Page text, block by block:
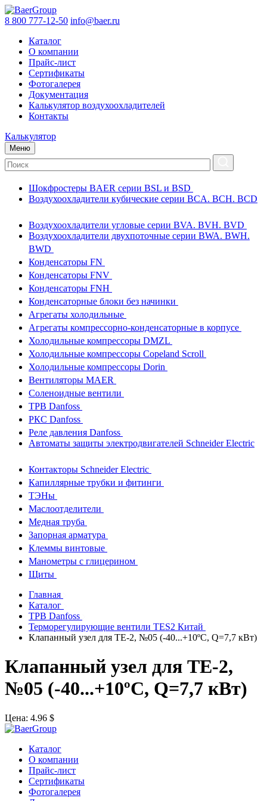
8 800 777-12-50 info@baer.ru
Каталог
О компании
Прайс-лист
Сертификаты
Фотогалерея
Документация
Калькулятор воздухоохладителей
Контакты
Калькулятор
Меню
Шокфростеры BAER серии BSL и BSD
Воздухоохладители кубические серии BCA. BCH. BCD
Воздухоохладители угловые серии BVA. BVH. BVD
Воздухоохладители двухпоточные серии BWA. BWH.
BWD
Конденсаторы FN
Конденсаторы FNV
Конденсаторы FNH
Конденсаторные блоки без начинки
Агрегаты холодильные
Агрегаты компрессорно-конденсаторные в корпусе
Холодильные компрессоры DMZL
Холодильные компрессоры Copeland Scroll
Холодильные компрессоры Dorin
Вентиляторы MAER
Соленоидные вентили
ТРВ Danfoss
РКС Danfoss
Реле давления Danfoss
Автоматы защиты электродвигателей Schneider Electric
Контакторы Schneider Electric
Капиллярные трубки и фитинги
ТЭНы
Маслоотделители
Медная труба
Запорная арматура
Клеммы винтовые
Манометры с глицерином
Щиты
Главная
Каталог
ТРВ Danfoss
Терморегулирующие вентили TES2 Китай
Клапанный узел для TE-2, №05 (-40...+10ºС, Q=7,7 кВт)
Клапанный узел для TE-2,
№05 (-40...+10ºС, Q=7,7 кВт)
Цена: 4.96 $
Каталог
О компании
Прайс-лист
Сертификаты
Фотогалерея